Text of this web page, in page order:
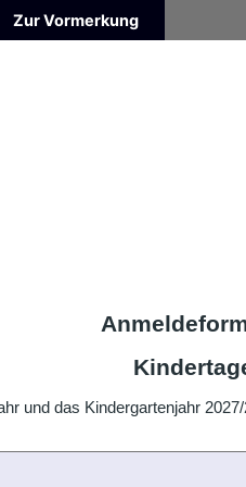
Zur Vormerkung
und das Kindergartenjahr